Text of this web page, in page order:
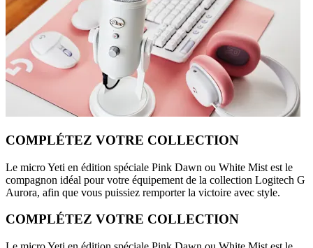
COMPLÉTEZ VOTRE COLLECTION
Le micro Yeti en édition spéciale Pink Dawn ou White Mist est le
compagnon idéal pour votre équipement de la collection Logitech G
Aurora, afin que vous puissiez remporter la victoire avec style.
COMPLÉTEZ VOTRE COLLECTION